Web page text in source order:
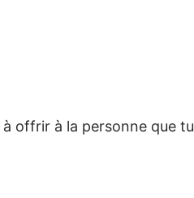
offrir à la personne que tu